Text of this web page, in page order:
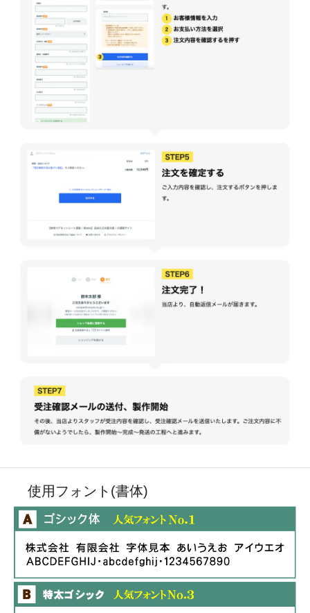
使用フォント(書体)